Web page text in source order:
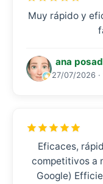
Muy rápido y
ana
27/07/2026
Eficaces,
competitivos a
Google)